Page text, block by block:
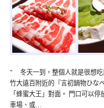
” 冬天一到，整個人就是很想吃
竹大遠百附近的『言初鍋物ひな
「蜂蜜大王」對面。 門口可以
車場、或…